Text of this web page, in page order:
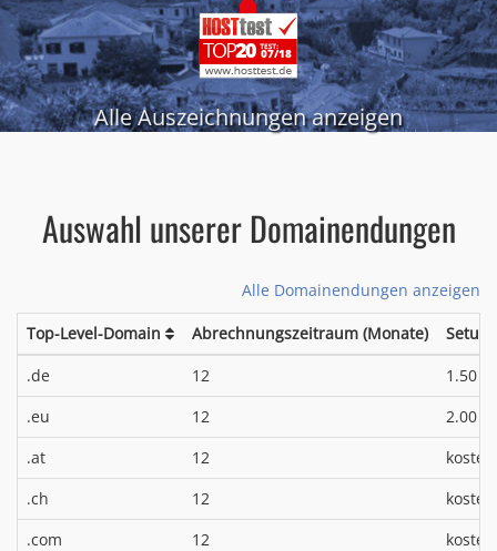
Alle Auszeichnungen anzeigen
Auswahl unserer Domainendungen
Alle Domainendungen anzeigen
Top-Level-Domain Abrechnungszeitraum (Monate)
.de
12 1.50 €
.eu 12 2.00 €
.at 12
.ch
12
.com
12